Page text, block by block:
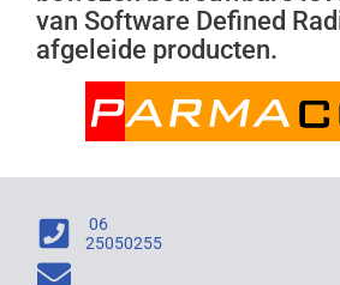
van Software Defined
afgeleide producten.
06
25050255